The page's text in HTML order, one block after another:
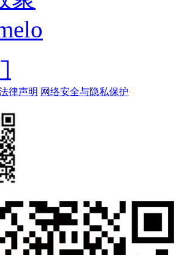
律声明 网络安全与隐私保护